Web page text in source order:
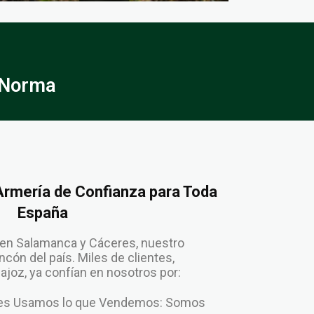
de Confianza para Toda
España
Salamanca y Cáceres, nuestro
del país. Miles de clientes,
ya confían en nosotros por:
Usamos lo que Vendemos: Somos